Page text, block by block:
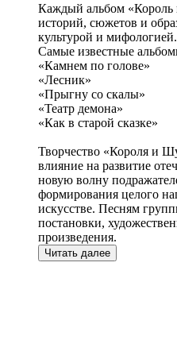
Каждый альбом
историй, сюжетов и
культурой и мифологией.
Самые известные
«Камнем по голове»
«Лесник»
«Прыгну со скалы»
«Театр демона»
«Как в старой сказке»
Творчество «Короля и
влияние на развитие
новую волну
формирования целого
искусстве. Песням
постановки,
произведения.
Читать далее